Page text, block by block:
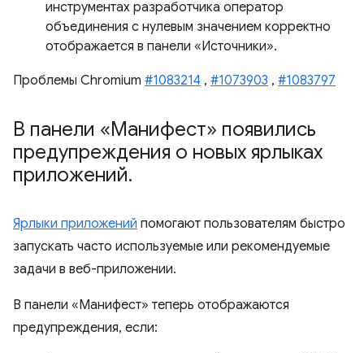
инструментах разработчика оператор
объединения с нулевым значением корректно
отображается в панели «Источники».
Проблемы Chromium #1083214 , #1073903 , #1083797
В панели «Манифест» появились
предупреждения о новых ярлыках
приложений.
Ярлыки приложений помогают пользователям быстро
запускать часто используемые или рекомендуемые
задачи в веб-приложении.
В панели «Манифест» теперь отображаются
предупреждения, если: